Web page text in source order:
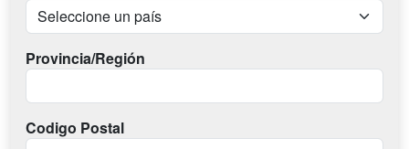
Provincia/Región
Codigo Postal